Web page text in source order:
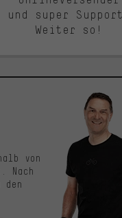
und super
Weiter so!
von
Nach
den